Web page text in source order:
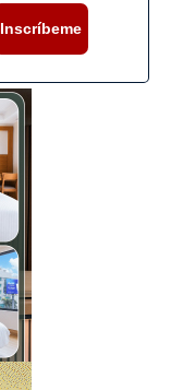
Inscríbeme